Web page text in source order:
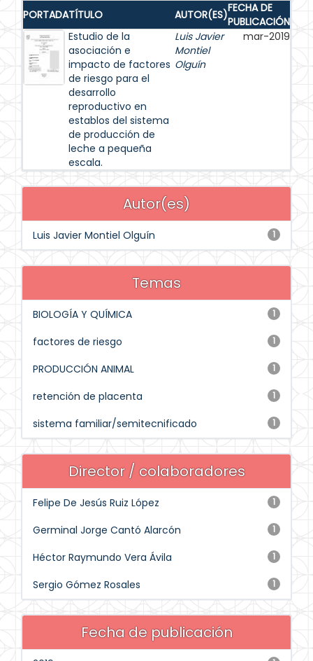
PORTADATÍTULO AUTOR(ES)FECHA DE
PUBLICACIÓN
Estudio de la
asociación e
impacto de factores
de riesgo para el
desarrollo
reproductivo en
establos del sistema
de producción de
leche a pequeña
escala.
Luis Javier
Montiel
Olguín
mar-2019
Autor(es)
1
Luis Javier Montiel Olguín
Temas
1
BIOLOGÍA Y QUÍMICA
1
factores de riesgo
1
PRODUCCIÓN ANIMAL
1
retención de placenta
1
sistema familiar/semitecnificado
Director / colaboradores
1
Felipe De Jesús Ruiz López
1
Germinal Jorge Cantó Alarcón
1
Héctor Raymundo Vera Ávila
1
Sergio Gómez Rosales
Fecha de publicación